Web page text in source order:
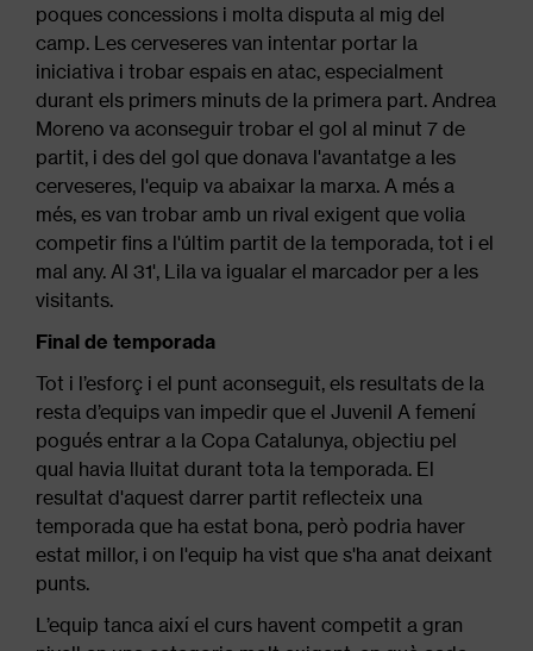
poques concessions i molta disputa al mig del
camp. Les cerveseres van intentar portar la
iniciativa i trobar espais en atac, especialment
durant els primers minuts de la primera part. Andrea
Moreno va aconseguir trobar el gol al minut 7 de
partit, i des del gol que donava l'avantatge a les
cerveseres, l'equip va abaixar la marxa. A més a
més, es van trobar amb un rival exigent que volia
competir fins a l'últim partit de la temporada, tot i el
mal any. Al 31', Lila va igualar el marcador per a les
visitants.
Final de temporada
Tot i l’esforç i el punt aconseguit, els resultats de la
resta d’equips van impedir que el Juvenil A femení
pogués entrar a la Copa Catalunya, objectiu pel
qual havia lluitat durant tota la temporada. El
resultat d'aquest darrer partit reflecteix una
temporada que ha estat bona, però podria haver
estat millor, i on l'equip ha vist que s'ha anat deixant
punts.
L’equip tanca així el curs havent competit a gran